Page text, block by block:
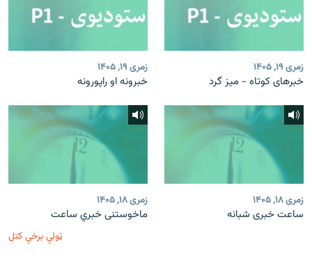
زمری ۱۹, ۱۴۰۵
خبرهای کوتاه - میز گرد
زمری ۱۹, ۱۴۰۵
خبرونه او راپورونه
زمری ۱۸, ۱۴۰۵
ساعت خبری شبانه
زمری ۱۸, ۱۴۰۵
ماخوستنی خبري ساعت
ټولې برخې کتل